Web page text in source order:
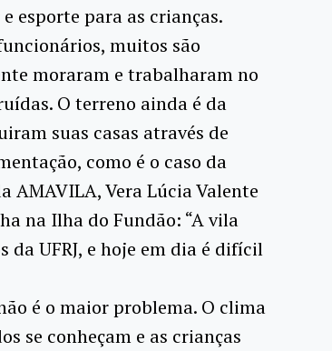
esporte para as crianças.
muitos são
moraram e trabalharam no
O terreno ainda é da
suas casas através de
como é o caso da
AMAVILA, Vera Lúcia Valente
na Ilha do Fundão: “A vila
UFRJ, e hoje em dia é difícil
é o maior problema. O clima
se conheçam e as crianças